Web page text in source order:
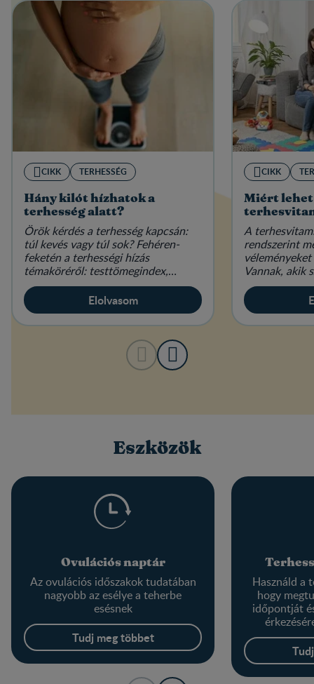
CIKK TERHESSÉG
Hány kilót hízhatok a
terhesség alatt?
Örök kérdés a terhesség kapcsán:
túl kevés vagy túl sok? Fehéren-
feketén a terhességi hízás
témaköréről: testtömegindex,
étkezés és életmód várandósan.
Elolvasom
CIKK
Miért lehet
A
rendszerint
Vannak, akik
mások hallani
Eszközök
Ovulációs naptár
Az ovulációs időszakok tudatában
nagyobb az esélye a teherbe
esésnek
Tudj meg többet
Használd a
hogy
időpontját